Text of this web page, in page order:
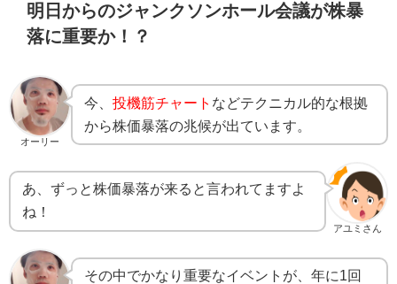
明日からのジャンクソンホール会議が株暴
落に重要か！？
オーリー
今、 投機筋チャート などテクニカル的な根拠
から株価暴落の兆候が出ています。
アユミさん
あ、ずっと株価暴落が来ると言われてますよ
ね！
その中でかなり重要なイベントが、年に1回